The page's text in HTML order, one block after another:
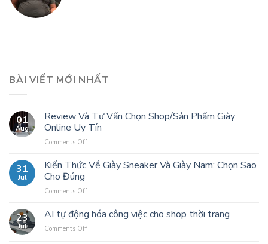
BÀI VIẾT MỚI NHẤT
01
Aug
Review Và Tư Vấn Chọn Shop/Sản Phẩm Giày
Online Uy Tín
Comments Off
Và
Phẩm
31
Jul
Kiến Thức Về Giày Sneaker Và Giày Nam: Chọn Sao
Cho Đúng
Comments Off
Thức
Về
23
Jul
AI tự động hóa công việc cho shop thời trang
Comments Off